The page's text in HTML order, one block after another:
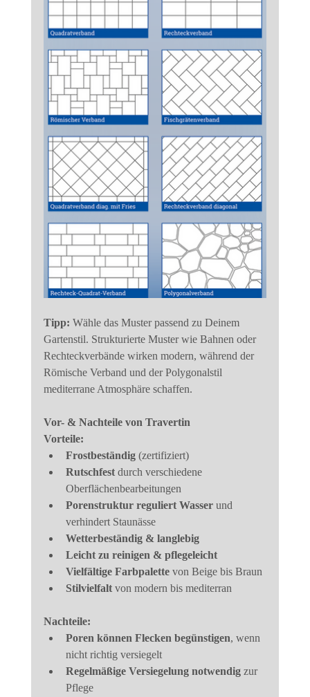
Tipp: Wähle das Muster passend zu Deinem
Gartenstil. Strukturierte Muster wie Bahnen oder
Rechteckverbände wirken modern, während der
Römische Verband und der Polygonalstil
mediterrane Atmosphäre schaffen.
Vor- & Nachteile von Travertin
Vorteile:
Frostbeständig (zertifiziert)
Rutschfest durch verschiedene
Oberflächenbearbeitungen
Porenstruktur reguliert Wasser und
verhindert Staunässe
Wetterbeständig & langlebig
Leicht zu reinigen & pflegeleicht
Vielfältige Farbpalette von Beige bis Braun
Stilvielfalt von modern bis mediterran
Nachteile:
Poren können Flecken begünstigen, wenn
nicht richtig versiegelt
Regelmäßige Versiegelung notwendig zur
Pflege